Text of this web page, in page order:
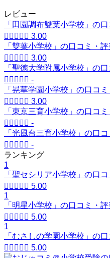
レビュー
「田園調布雙葉小学校」の
     3.00
「雙葉小学校」の口コミ・評
     3.00
「聖徳大学附属小学校」の
     -
「晃華学園小学校」の口コミ
     3.00
「東京三育小学校」の口コミ
     -
「光風台三育小学校」の口コ
     -
ランキング
1
「聖セシリア小学校」の口コ
     5.00
1
「明星小学校」の口コミ・評
     5.00
1
「むさしの学園小学校」の
     5.00